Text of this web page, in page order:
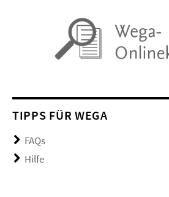
TIPPS FÜR WEGA
FAQs
Hilfe